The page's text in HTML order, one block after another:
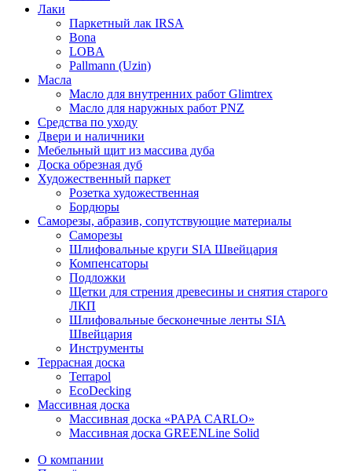
Лаки
Паркетный лак IRSA
Bona
LOBA
Pallmann (Uzin)
Масла
Масло для внутренних работ Glimtrex
Масло для наружных работ PNZ
Средства по уходу
Двери и наличники
Мебельный щит из массива дуба
Доска обрезная дуб
Художественный паркет
Розетка художественная
Бордюры
Саморезы, абразив, сопутствующие материалы
Саморезы
Шлифовальные круги SIA Швейцария
Компенсаторы
Подложки
Щетки для стрения древесины и снятия старого
ЛКП
Шлифовальные бесконечные ленты SIA
Швейцария
Инструменты
Террасная доска
Terrapol
EcoDecking
Массивная доска
Массивная доска «PAPA CARLO»
Массивная доска GREENLine Solid
О компании